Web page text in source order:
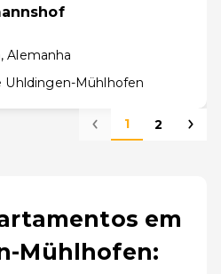
, Alemanha
Uhldingen-Mühlhofen
1 2
em
Mühlhofen: